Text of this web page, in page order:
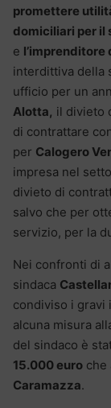
promettere
domiciliari per il
e l’imprenditore
interdittiva della
ufficio per un
Alotta, il divieto
di contrattare
per Calogero
impresa nel
divieto di
salvo che per
servizio, per la
Nei confronti di
sindaca
condiviso i gravi
alcuna misura
del sindaco è
15.000 euro che
Caramazza.